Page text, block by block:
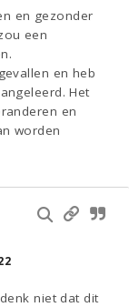
en gezonder
een
en heb
Het
en
worden
niet dat dit